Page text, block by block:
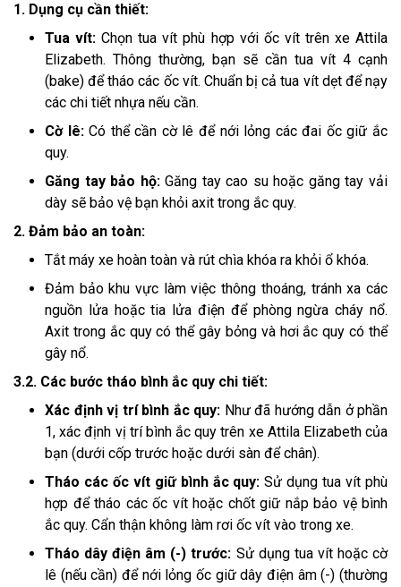
1. Dụng cụ cần thiết:
Tua vít: Chọn tua vít phù hợp với ốc vít trên xe Attila
Elizabeth. Thông thường, bạn sẽ cần tua vít 4 cạnh
(bake) để tháo các ốc vít. Chuẩn bị cả tua vít dẹt để nạy
các chi tiết nhựa nếu cần.
Cờ lê:Có thể cần cờ lê để nới lỏng các đai ốc giữ ắc
quy.
Găng tay bảo hộ:Găng tay cao su hoặc găng tay vải
dày sẽ bảo vệ bạn khỏi axit trong ắc quy.
2. Đảm bảo an toàn:
Tắt máy xe hoàn toàn và rút chìa khóa ra khỏi ổ khóa.
Đảm bảo khu vực làm việc thông thoáng, tránh xa các
nguồn lửa hoặc tia lửa điện để phòng ngừa cháy nổ.
Axit trong ắc quy có thể gây bỏng và hơi ắc quy có thể
gây nổ.
3.2. Các bước tháo bình ắc quy chi tiết:
Xác định vị trí bình ắc quy: Như đã hướng dẫn ở phần
1, xác định vị trí bình ắc quy trên xe Attila Elizabeth của
bạn (dưới cốp trước hoặc dưới sàn để chân).
Tháo các ốc vít giữ bình ắc quy:Sử dụng tua vít phù
hợp để tháo các ốc vít hoặc chốt giữ nắp bảo vệ bình
ắc quy. Cẩn thận không làm rơi ốc vít vào trong xe.
Tháo dây điện âm (-) trước: Sử dụng tua vít hoặc cờ
lê (nếu cần) để nới lỏng ốc giữ dây điện âm (-) (thường